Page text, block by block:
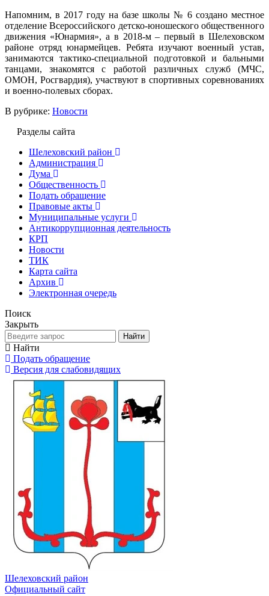
Напомним, в 2017 году на базе школы № 6 создано местное
отделение Всероссийского детско-юношеского общественного
движения «Юнармия», а в 2018-м – первый в Шелеховском
районе отряд юнармейцев. Ребята изучают военный устав,
занимаются тактико-специальной подготовкой и бальными
танцами, знакомятся с работой различных служб (МЧС,
ОМОН, Росгвардия), участвуют в спортивных соревнованиях
и военно-полевых сборах.
В рубрике: Новости
Разделы сайта
Шелеховский район
Администрация
Дума
Общественность
Подать обращение
Правовые акты
Муниципальные услуги
Антикоррупционная деятельность
КРП
Новости
ТИК
Карта сайта
Архив
Электронная очередь
Поиск
Закрыть
Найти
Найти
Подать обращение
Версия для слабовидящих
Шелеховский район
Официальный сайт